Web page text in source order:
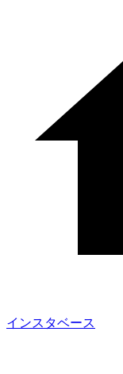
インスタベース